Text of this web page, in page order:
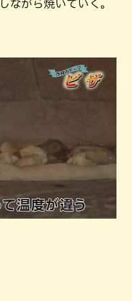
ながら焼いていく。